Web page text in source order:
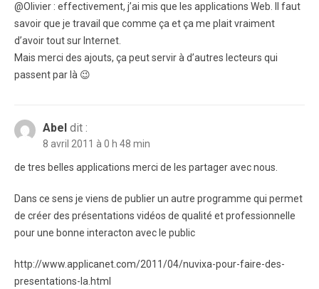
@Olivier : effectivement, j’ai mis que les applications Web. Il faut
savoir que je travail que comme ça et ça me plait vraiment
d’avoir tout sur Internet.
Mais merci des ajouts, ça peut servir à d’autres lecteurs qui
passent par là 😉
Abel dit :
8 avril 2011 à 0 h 48 min
de tres belles applications merci de les partager avec nous.
Dans ce sens je viens de publier un autre programme qui permet
de créer des présentations vidéos de qualité et professionnelle
pour une bonne interacton avec le public
http://www.applicanet.com/2011/04/nuvixa-pour-faire-des-
presentations-la.html